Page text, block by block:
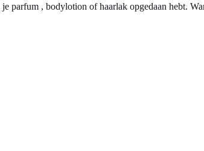
parfum , bodylotion of haarlak opgedaan hebt.